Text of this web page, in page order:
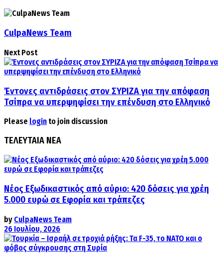
CulpaNews Team
Next Post
Έντονες αντιδράσεις στον ΣΥΡΙΖΑ για την απόφαση
Τσίπρα να υπερψηφίσει την επένδυση στο Ελληνικό
Please login to join discussion
ΤΕΛΕΥΤΑΙΑ ΝΕΑ
Νέος Εξωδικαστικός από αύριο: 420 δόσεις για χρέη
5.000 ευρώ σε Εφορία και τράπεζες
by CulpaNews Team
26 Ιουλίου, 2026